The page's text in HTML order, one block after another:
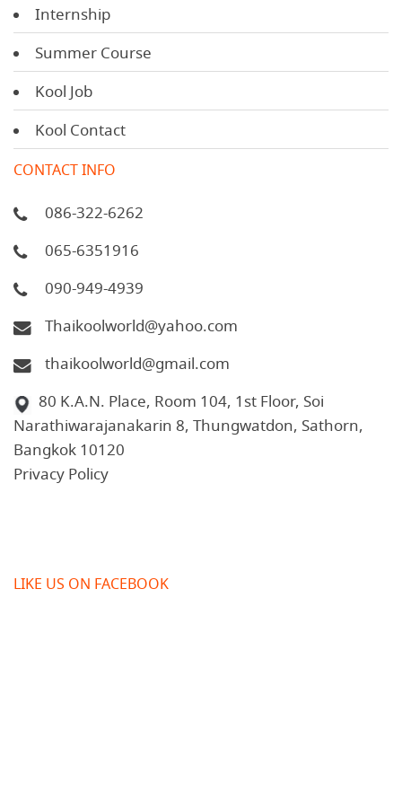
Internship
Summer Course
Kool Job
Kool Contact
CONTACT INFO
086-322-6262
065-6351916
090-949-4939
Thaikoolworld@yahoo.com
thaikoolworld@gmail.com
80 K.A.N. Place, Room 104, 1st Floor, Soi
Narathiwarajanakarin 8, Thungwatdon, Sathorn,
Bangkok 10120
Privacy Policy
LIKE US ON FACEBOOK